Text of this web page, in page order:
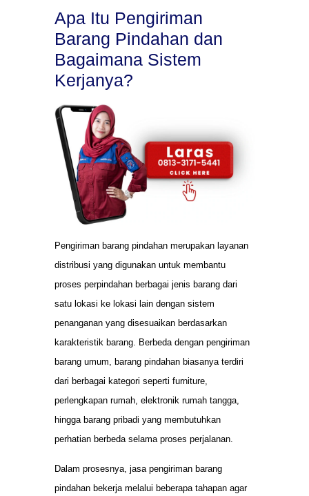
Apa Itu Pengiriman
Barang Pindahan dan
Bagaimana Sistem
Kerjanya?
Pengiriman barang pindahan merupakan layanan
distribusi yang digunakan untuk membantu
proses perpindahan berbagai jenis barang dari
satu lokasi ke lokasi lain dengan sistem
penanganan yang disesuaikan berdasarkan
karakteristik barang. Berbeda dengan pengiriman
barang umum, barang pindahan biasanya terdiri
dari berbagai kategori seperti furniture,
perlengkapan rumah, elektronik rumah tangga,
hingga barang pribadi yang membutuhkan
perhatian berbeda selama proses perjalanan.
Dalam prosesnya, jasa pengiriman barang
pindahan bekerja melalui beberapa tahapan agar